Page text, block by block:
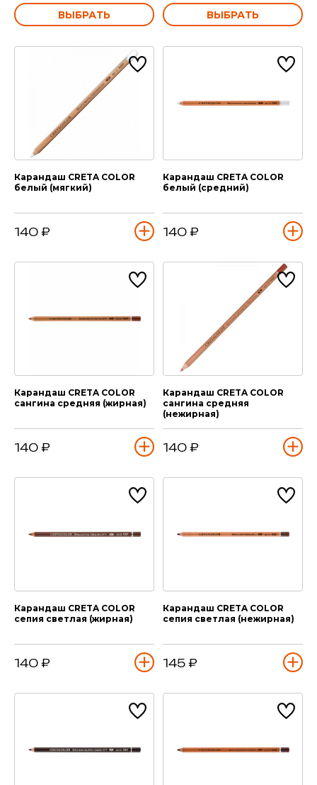
ВЫБРАТЬ ВЫБРАТЬ
Карандаш CRETA COLOR
белый (мягкий)
140 ₽
Карандаш CRETA COLOR
белый (средний)
140 ₽
Карандаш CRETA COLOR
сангина средняя (жирная)
140 ₽
Карандаш CRETA COLOR
сангина средняя
(нежирная)
140 ₽
Карандаш CRETA COLOR
сепия светлая (жирная)
140 ₽
Карандаш CRETA COLOR
сепия светлая (нежирная)
145 ₽